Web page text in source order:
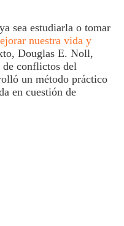
sea estudiarla o tomar
nuestra vida y
Douglas E. Noll,
de conflictos del
un método práctico
en cuestión de